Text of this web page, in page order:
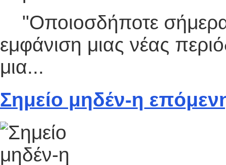
"Οποιοσδήποτε σήμερα
εμφάνιση μιας νέας
μια...
Σημείο μηδέν-η